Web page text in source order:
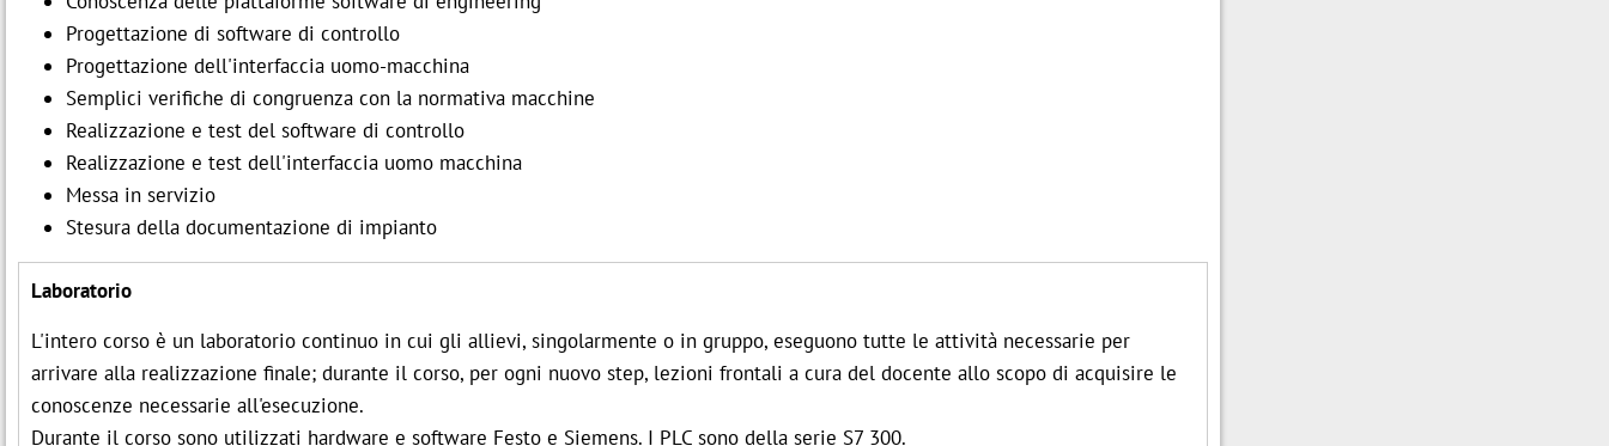
Progettazione di software di controllo
Progettazione dell'interfaccia uomo-macchina
Semplici verifiche di congruenza con la normativa macchine
Realizzazione e test del software di controllo
Realizzazione e test dell'interfaccia uomo macchina
Messa in servizio
Stesura della documentazione di impianto
Laboratorio
L'intero corso è un laboratorio continuo in cui gli allievi, singolarmente o in gruppo, eseguono tutte le attività necessarie per
arrivare alla realizzazione finale; durante il corso, per ogni nuovo step, lezioni frontali a cura del docente allo scopo di acquisire le
conoscenze necessarie all'esecuzione.
Durante il corso sono utilizzati hardware e software Festo e Siemens. I PLC sono della serie S7 300.